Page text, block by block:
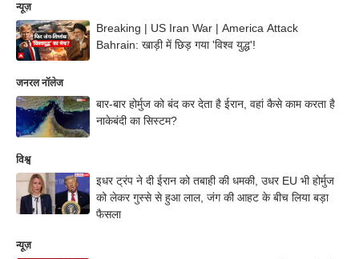
न्यूज़
Breaking | US Iran War | America Attack
Bahrain: खाड़ी में छिड़ गया 'विश्व युद्ध'!
जनरल नॉलेज
बार-बार होर्मुज को बंद कर देता है ईरान, वहां कैसे काम करता है
नाकेबंदी का सिस्टम?
विश्व
इधर ट्रंप ने दी ईरान को तबाही की धमकी, उधर EU भी होर्मुज
को लेकर गुस्से से हुआ लाल, जंग की आहट के बीच लिया बड़ा
फैसला
न्यूज़